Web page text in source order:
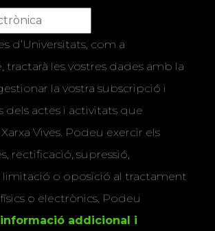
d’Universitats, com a
tractarà les vostres dades amb la
la vostra subscripció i
dels actes i activitats que
Vives. Podeu exercir els
rectificació, supressió,
o oposició al tractament
o electrònics. Podeu
informació addicional i